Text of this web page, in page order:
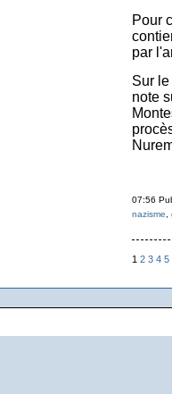
Pour
par
Sur
note
07:56
nazisme
1 2 3 4 5